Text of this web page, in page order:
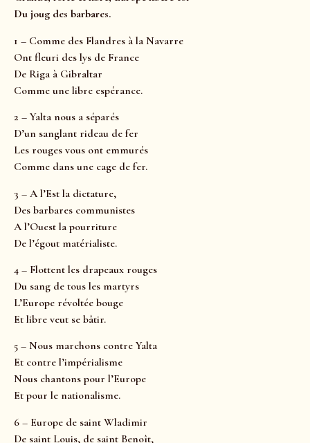
Du joug des barbares.
1 – Comme des Flandres à la Navarre
Ont fleuri des lys de France
De Riga à Gibraltar
Comme une libre espérance.
2 – Yalta nous a séparés
D’un sanglant rideau de fer
Les rouges vous ont emmurés
Comme dans une cage de fer.
3 – A l’Est la dictature,
Des barbares communistes
A l’Ouest la pourriture
De l’égout matérialiste.
4 – Flottent les drapeaux rouges
Du sang de tous les martyrs
L’Europe révoltée bouge
Et libre veut se bâtir.
5 – Nous marchons contre Yalta
Et contre l’impérialisme
Nous chantons pour l’Europe
Et pour le nationalisme.
6 – Europe de saint Wladimir
De saint Louis, de saint Benoît,